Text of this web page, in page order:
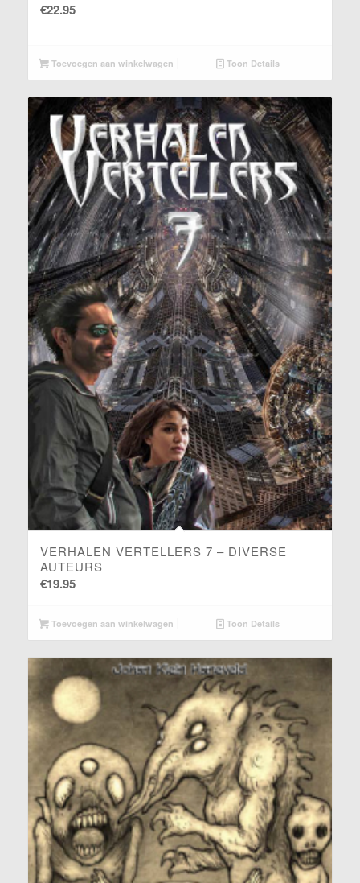
€23.95
Toevoegen aan winkelwagen Toon Details
STERRENBRUG – ROBERT CORVUS
€23.95
Toevoegen aan winkelwagen Toon Details